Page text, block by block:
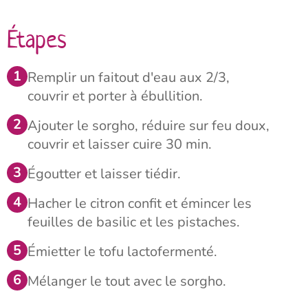
Étapes
Remplir un faitout d'eau aux 2/3,
couvrir et porter à ébullition.
Ajouter le sorgho, réduire sur feu doux,
couvrir et laisser cuire 30 min.
Égoutter et laisser tiédir.
Hacher le citron confit et émincer les
feuilles de basilic et les pistaches.
Émietter le tofu lactofermenté.
Mélanger le tout avec le sorgho.